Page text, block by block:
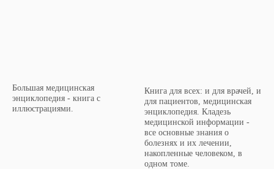
Большая медицинская
энциклопедия - книга с
иллюстрациями.
Книга для всех: и для врачей, и
для пациентов, медицинская
энциклопедия. Кладезь
медицинской информации -
все основные знания о
болезнях и их лечении,
накопленные человеком, в
одном томе.